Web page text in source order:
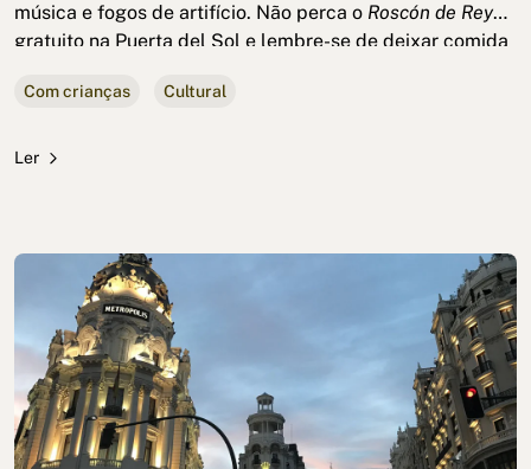
música e fogos de artifício. Não perca o Roscón de Reyes
gratuito na Puerta del Sol e lembre-se de deixar comida
emocionante manhã de Dia de Reis.
Com crianças Cultural
Ler